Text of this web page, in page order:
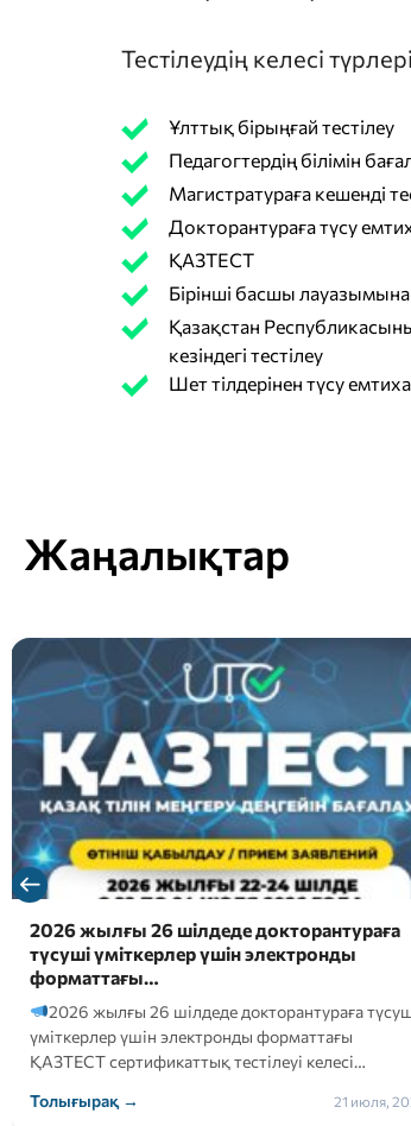
Тестілеудің келесі
Ұлттық бірыңғай тестілеу
Педагогтердің білімін
Магистратураға кешенді
Докторантураға түсу
ҚАЗТЕСТ
Бірінші басшы лауазымына
Қазақстан
кезіндегі тестілеу
Шет тілдерінен түсу
Жаңалықтар
Сәлем, болашақ талапкерлер!
Болашақ мамандығыңызды әлі таңдамадыңыз
ба?
Онда edunavigator.kz платформасындағы
кәсіби бағдарлау тестінен өтіп, өзіңізге…
Толығырақ → 21 июля,